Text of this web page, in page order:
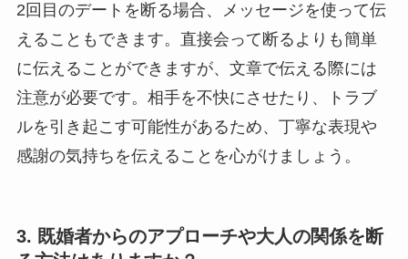
2回目のデートを断る場合、メッセージを使って伝
えることもできます。直接会って断るよりも簡単
に伝えることができますが、文章で伝える際には
注意が必要です。相手を不快にさせたり、トラブ
ルを引き起こす可能性があるため、丁寧な表現や
感謝の気持ちを伝えることを心がけましょう。
3. 既婚者からのアプローチや大人の関係を断